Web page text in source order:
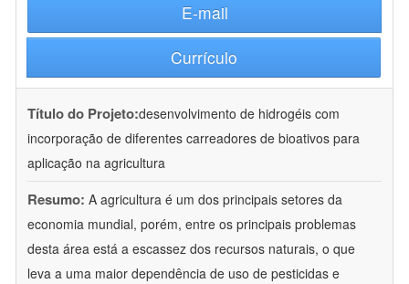
E-mail
Currículo
Título do Projeto:desenvolvimento de hidrogéis com
incorporação de diferentes carreadores de bioativos para
aplicação na agricultura
Resumo: A agricultura é um dos principais setores da
economia mundial, porém, entre os principais problemas
desta área está a escassez dos recursos naturais, o que
leva a uma maior dependência de uso de pesticidas e